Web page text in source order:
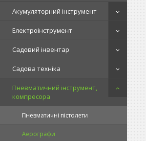
Акумуляторний інструмент
Електроінструмент
Садовий інвентар
Садова техніка
Пневматичний інструмент,
компресора
Пневматичні пістолети
Аерографи